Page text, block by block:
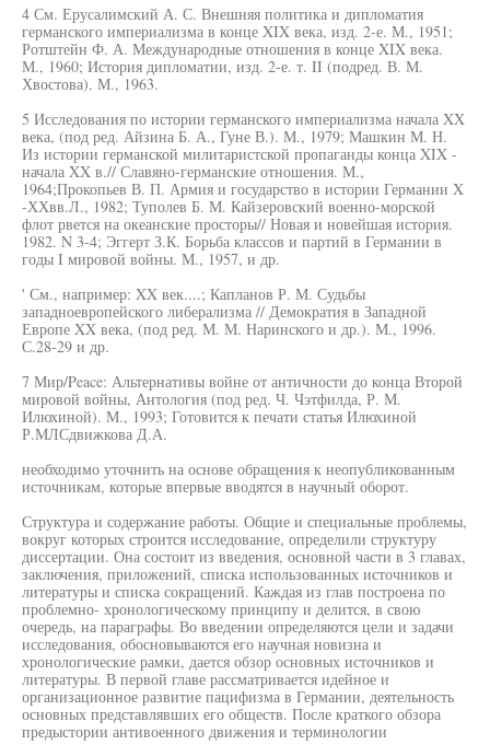
4 См. Ерусалимский А. С. Внешняя политика и дипломатия
германского империализма в конце XIX века, изд. 2-е. М., 1951;
Ротштейн Ф. А. Международные отношения в конце XIX века.
М., 1960; История дипломатии, изд. 2-е. т. II (подред. В. М.
Хвостова). М., 1963.
5 Исследования по истории германского империализма начала XX
века, (под ред. Айзина Б. А., Гуне В.). М., 1979; Машкин М. Н.
Из истории германской милитаристской пропаганды конца XIX -
начала XX в.// Славяно-германские отношения. М.,
1964;Прокопьев В. П. Армия и государство в истории Германии X
-ХХвв.Л., 1982; Туполев Б. М. Кайзеровский военно-морской
флот рвется на океанские просторы// Новая и новейшая история.
1982. N 3-4; Эггерт З.К. Борьба классов и партий в Германии в
годы I мировой войны. М., 1957, и др.
' См., например: XX век....; Капланов Р. М. Судьбы
западноевропейского либерализма // Демократия в Западной
Европе XX века, (под ред. М. М. Наринского и др.). М., 1996.
С.28-29 и др.
7 Мир/Peace: Альтернативы войне от античности до конца Второй
мировой войны, Антология (под ред. Ч. Чэтфилда, Р. М.
Илюхиной). М., 1993; Готовится к печати статья Илюхиной
Р.МЛСдвижкова Д.А.
необходимо уточнить на основе обращения к неопубликованным
источникам, которые впервые вводятся в научный оборот.
Структура и содержание работы. Общие и специальные проблемы,
вокруг которых строится исследование, определили структуру
диссертации. Она состоит из введения, основной части в 3 главах,
заключения, приложений, списка использованных источников и
литературы и списка сокращений. Каждая из глав построена по
проблемно- хронологическому принципу и делится, в свою
очередь, на параграфы. Во введении определяются цели и задачи
исследования, обосновываются его научная новизна и
хронологические рамки, дается обзор основных источников и
литературы. В первой главе рассматривается идейное и
организационное развитие пацифизма в Германии, деятельность
основных представлявших его обществ. После краткого обзора
предыстории антивоенного движения и терминологии